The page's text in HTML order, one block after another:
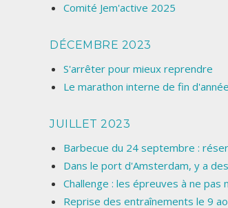
Comité Jem'active 2025
DÉCEMBRE 2023
S'arrêter pour mieux reprendre
Le marathon interne de fin d'année
JUILLET 2023
Barbecue du 24 septembre :
Dans le port d'Amsterdam, y a
Challenge : les épreuves à ne pas
Reprise des entraînements le 9